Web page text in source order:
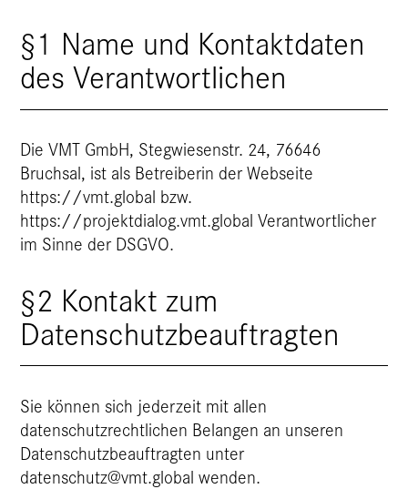
§1 Name und Kontaktdaten
des Verantwortlichen
Die VMT GmbH, Stegwiesenstr. 24, 76646
Bruchsal, ist als Betreiberin der Webseite
https://vmt.global bzw.
https://projektdialog.vmt.global Verantwortlicher
im Sinne der DSGVO.
§2 Kontakt zum
Datenschutzbeauftragten
Sie können sich jederzeit mit allen
datenschutzrechtlichen Belangen an unseren
Datenschutzbeauftragten unter
datenschutz@vmt.global wenden.